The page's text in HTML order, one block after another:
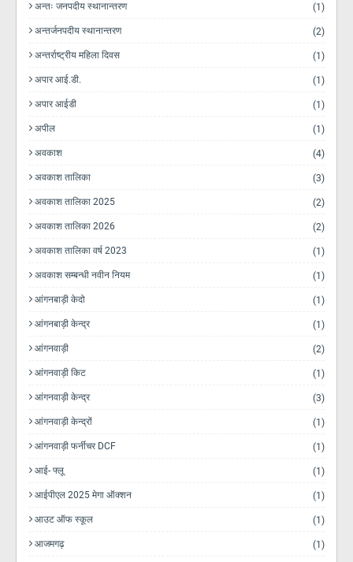
अन्तः जनपदीय स्थानान्तरण (1)
अन्तर्जनपदीय स्थानान्तरण (2)
अन्तर्राष्ट्रीय महिला दिवस (1)
अपार आई.डी. (1)
अपार आईडी (1)
अपील (1)
अवकाश (4)
अवकाश तालिका (3)
अवकाश तालिका 2025 (2)
अवकाश तालिका 2026 (2)
अवकाश तालिका वर्ष 2023 (1)
अवकाश सम्बन्धी नवीन नियम (1)
आंगनबाड़ी केदो (1)
आंगनबाड़ी केन्द्र (1)
आंगनवाड़ी (2)
आंगनवाड़ी किट (1)
आंगनवाड़ी केन्द्र (3)
आंगनवाड़ी केन्द्रों (1)
आंगनवाड़ी फर्नीचर DCF (1)
आई- फ्लू (1)
आईपीएल 2025 मेगा ऑक्शन (1)
आउट ऑफ स्कूल (1)
आजमगढ़ (1)